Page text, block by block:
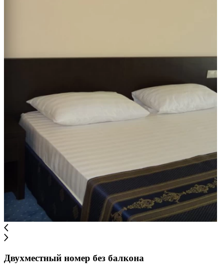
Двухместный номер без балкона